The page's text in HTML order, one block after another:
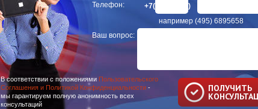
Телефон:
+7(
)
например (495) 6895658
Ваш вопрос:
В соответствии с положениями Пользовательского
Соглашения и Политикой Конфиденциальности -
мы гарантируем полную анонимность всех
консультаций
ПОЛУЧИТЬ